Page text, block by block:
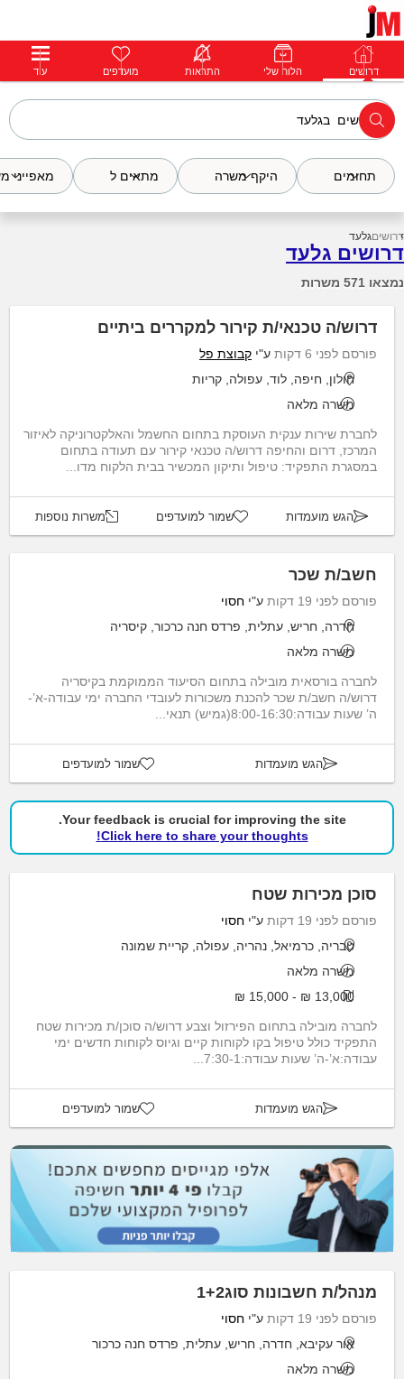
דרושים פרופילים הודעות פרימיום דרושים הלוח שלי התראות מועדפים עוד
תחומים היקף משרה מתאים ל מאפייני
דרושיםגלעד
דרושים גלעד
נמצאו 571 משרות
דרוש/ה טכנאי/ת קירור למקררים ביתיים
פורסם לפני 6 דקות ע"י קבוצת פל
חולון, חיפה, לוד, עפולה, קריות
משרה מלאה
לחברת שירות ענקית העוסקת בתחום החשמל והאלקטרוניקה לאיזור
המרכז, דרום והחיפה דרוש/ה טכנאי קירור עם תעודה בתחום
במסגרת התפקיד: טיפול ותיקון המכשיר בבית הלקוח מדו...
הגש מועמדות שמור למועדפים משרות נוספות
חשב/ת שכר
פורסם לפני 19 דקות ע"י חסוי
חדרה, חריש, עתלית, פרדס חנה כרכור, קיסריה
משרה מלאה
לחברה בורסאית מובילה בתחום הסיעוד הממוקמת בקיסריה
דרוש/ה חשב/ת שכר להכנת משכורות לעובדי החברה ימי עבודה-א’-
ה’ שעות עבודה:8:00-16:30(גמיש) תנאי...
הגש מועמדות שמור למועדפים
Your feedback is crucial for improving the site.
Click here to share your thoughts!
סוכן מכירות שטח
פורסם לפני 19 דקות ע"י חסוי
טבריה, כרמיאל, נהריה, עפולה, קריית שמונה
משרה מלאה
13,000 ₪ - 15,000 ₪
לחברה מובילה בתחום הפירזול וצבע דרוש/ה סוכן/ת מכירות שטח
התפקיד כולל טיפול בקו לקוחות קיים וגיוס לקוחות חדשים ימי
עבודה:א’-ה’ שעות עבודה:7:30-1...
הגש מועמדות שמור למועדפים
מנהל/ת חשבונות סוג1+2
פורסם לפני 19 דקות ע"י חסוי
אור עקיבא, חדרה, חריש, עתלית, פרדס חנה כרכור
משרה מלאה